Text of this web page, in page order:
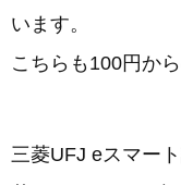
います。
こちらも100円か
三菱UFJ eスマー